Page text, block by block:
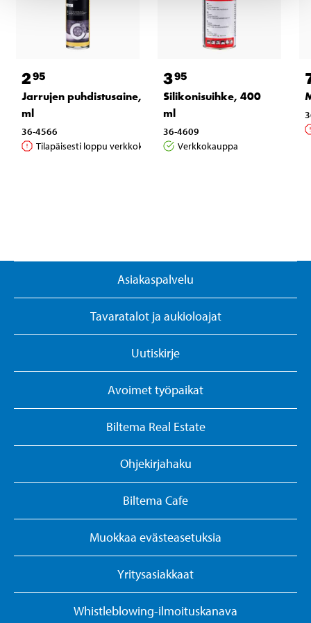
295
Jarrujen puhdistusaine, 400
ml
36-4566
Tilapäisesti loppu verkkokaupasta
395
Silikonisuihke, 400
ml
36-4609
Verkkokauppa
Asiakaspalvelu
Tavaratalot ja aukioloajat
Uutiskirje
Avoimet työpaikat
Biltema Real Estate
Ohjekirjahaku
Biltema Cafe
Muokkaa evästeasetuksia
Yritysasiakkaat
Whistleblowing-ilmoituskanava